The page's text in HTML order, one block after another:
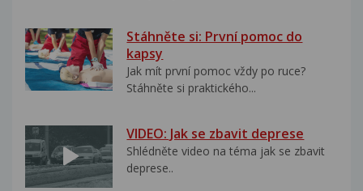
Stáhněte si: První pomoc do
kapsy
Jak mít první pomoc vždy po ruce?
Stáhněte si praktického...
VIDEO: Jak se zbavit deprese
Shlédněte video na téma jak se zbavit
deprese..